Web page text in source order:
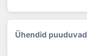
Ühendid puuduvad